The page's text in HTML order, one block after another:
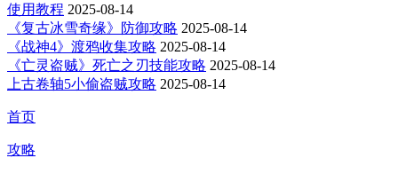
使用教程 2025-08-14
《复古冰雪奇缘》防御攻略 2025-08-14
《战神4》渡鸦收集攻略 2025-08-14
《亡灵盗贼》死亡之刃技能攻略 2025-08-14
上古卷轴5小偷盗贼攻略 2025-08-14
首页
攻略